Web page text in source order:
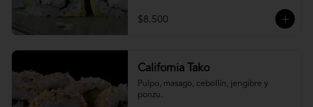
$8.500
California Tako
Pulpo, masago, cebollín, jengibre y
ponzu.